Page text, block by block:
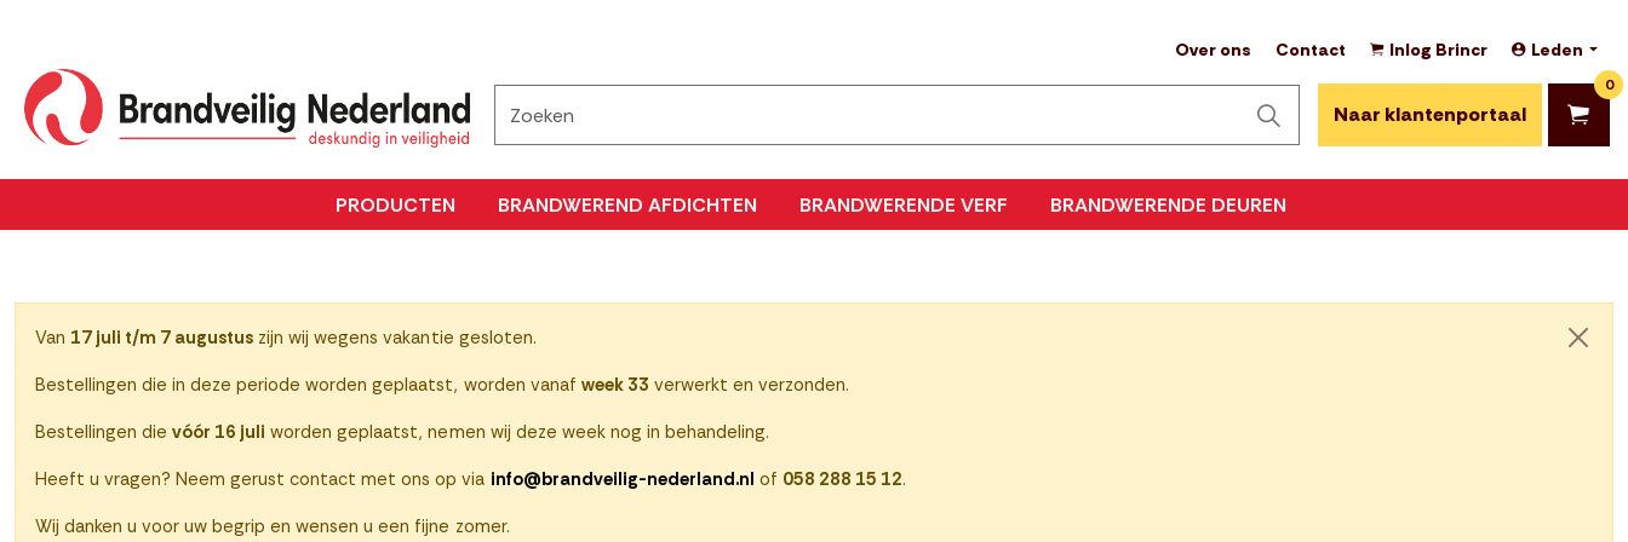
PRODUCTEN BRANDWEREND AFDICHTEN BRANDWERENDE VERF BRANDWERENDE DEUREN
Over ons Contact Inlog Brincr Leden
Naar klantenportaal
0
Van 17 juli t/m 7 augustus zijn wij wegens vakantie gesloten.
Bestellingen die in deze periode worden geplaatst, worden vanaf week 33 verwerkt en verzonden.
Bestellingen dievóór 16 juli worden geplaatst, nemen wij deze week nog in behandeling.
Heeft u vragen? Neem gerust contact met ons op via info@brandveilig-nederland.nl of 058 288 15 12.
Wij danken u voor uw begrip en wensen u een fijne zomer.